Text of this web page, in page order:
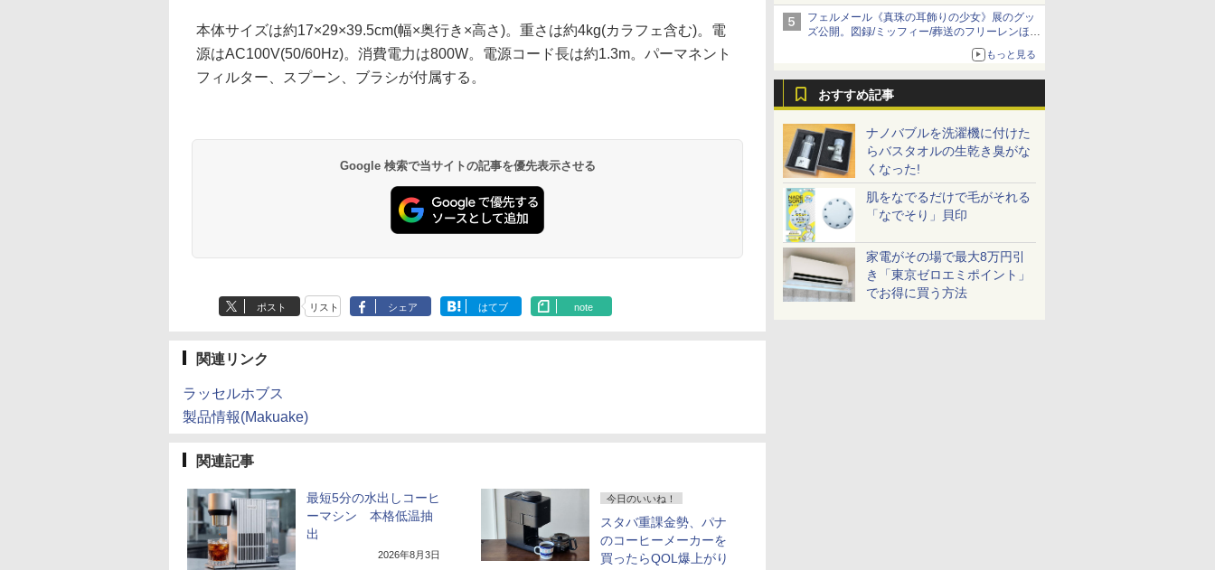
フェルメール《真珠の耳飾りの少女》展のグッ
ズ公開。図録/ミッフィー/葬送のフリーレンほ
もっと見る
おすすめ記事
ナノバブルを洗濯機に付けた
らバスタオルの生乾き臭がな
くなった!
肌をなでるだけで毛がそれる
「なでそり」貝印
家電がその場で最大8万円引
き「東京ゼロエミポイント」
でお得に買う方法
本体サイズは約17×29×39.5cm(幅×奥行き×高さ)。重さは約4kg(カラフェ含む)。電
源はAC100V(50/60Hz)。消費電力は800W。電源コード長は約1.3m。パーマネント
フィルター、スプーン、ブラシが付属する。
Google 検索で当サイトの記事を優先表示させる
ポスト リスト シェア はてブ note
関連リンク
ラッセルホブス
製品情報(Makuake)
関連記事
最短5分の水出しコーヒ
ーマシン 本格低温抽
出
2026年8月3日
今日のいいね！
スタバ重課金勢、パナ
のコーヒーメーカーを
買ったらQOL爆上がり